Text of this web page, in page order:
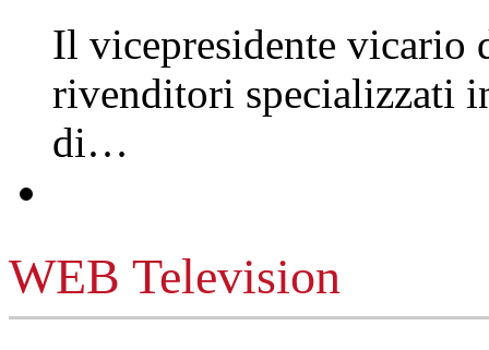
Il vicepresidente vicario
rivenditori specializzati
di…
WEB Television